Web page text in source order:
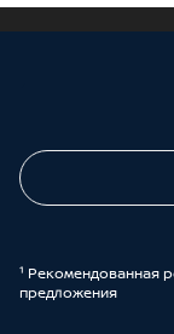
¹ Рекомендованная
предложения